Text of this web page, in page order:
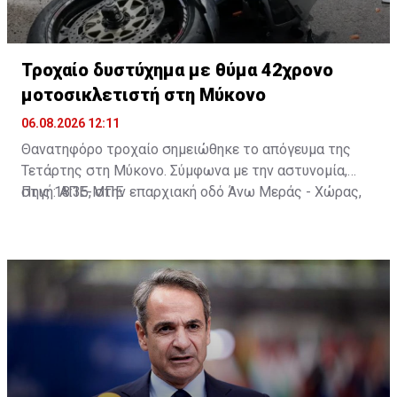
Τροχαίο δυστύχημα με θύμα 42χρονο
μοτοσικλετιστή στη Μύκονο
06.08.2026 12:11
Θανατηφόρο τροχαίο σημειώθηκε το απόγευμα της
Τετάρτης στη Μύκονο. Σύμφωνα με την αστυνομία,
στις 18:35, στην επαρχιακή οδό Άνω Μεράς - Χώρας,
25χρονος. Από τη σύγκρουση ο 42χρονος
τραυματίστηκε θανάσιμα. Τα αίτια του δυστυχήματος
διερευνώνται από την Υποδιεύθυνση Αστυνομίας
Πηγή: ΑΠΕ-ΜΠΕ